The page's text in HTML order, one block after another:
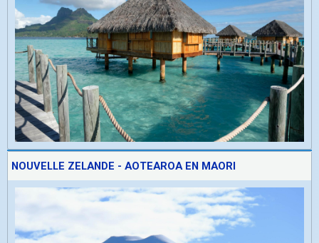
NOUVELLE ZELANDE - AOTEAROA EN MAORI